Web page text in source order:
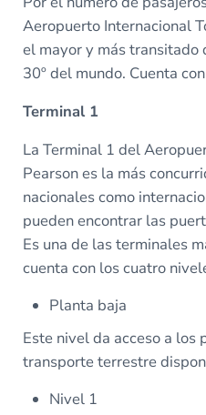
Aeropuerto Internacional
el mayor y más transitado
30º del mundo. Cuenta
Terminal 1
La Terminal 1 del
Pearson es la más
nacionales como
pueden encontrar las
Es una de las terminales
cuenta con los cuatro
Planta baja
Este nivel da acceso a los
transporte terrestre
Nivel 1